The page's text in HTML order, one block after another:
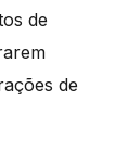
de
de